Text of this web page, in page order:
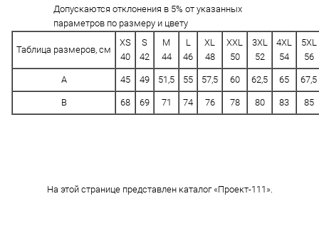
Допускаются отклонения в 5% от указанных
параметров по размеру и цвету
Таблица размеров, см
XS
40
S
42
M
44
L
46
XL
48
XXL
50
3XL
52
4XL
54
5XL
56
A 45 49 51,5 55 57,5 60 62,5 65 67,5
B 68 69 71 74 76 78 80 83 85
На этой странице представлен каталог «Проект-111».